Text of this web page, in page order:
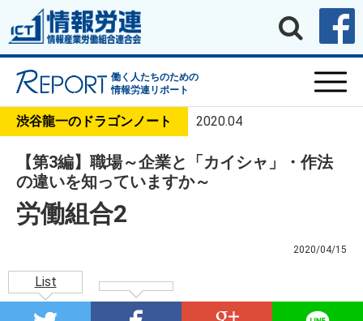
働く人たちのための
情報労連リポート
渋谷龍一のドラゴンノート 2020.04
【第3編】職場～企業と「カイシャ」・作法
の違いを知っていますか～
労働組合2
2020/04/15
List